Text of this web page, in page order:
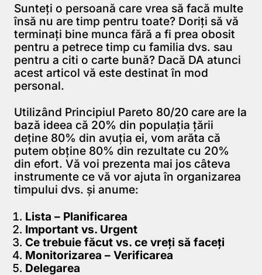
Sunteţi o persoană care vrea să facă multe
însă nu are timp pentru toate? Doriţi să vă
terminaţi bine munca fără a fi prea obosit
pentru a petrece timp cu familia dvs. sau
pentru a citi o carte bună? Dacă DA atunci
acest articol vă este destinat în mod
personal.
Utilizând Principiul Pareto 80/20 care are la
bază ideea că 20% din populaţia ţării
deţine 80% din avuţia ei, vom arăta că
putem obţine 80% din rezultate cu 20%
din efort. Vă voi prezenta mai jos câteva
instrumente ce vă vor ajuta în organizarea
timpului dvs. şi anume:
Lista – Planificarea
Important vs. Urgent
Ce trebuie făcut vs. ce vreţi să faceţi
Monitorizarea – Verificarea
Delegarea